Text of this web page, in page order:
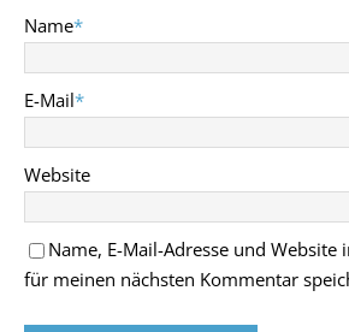
Name*
E-Mail*
Website
Name, E-Mail-Adresse und Website
für meinen nächsten Kommentar